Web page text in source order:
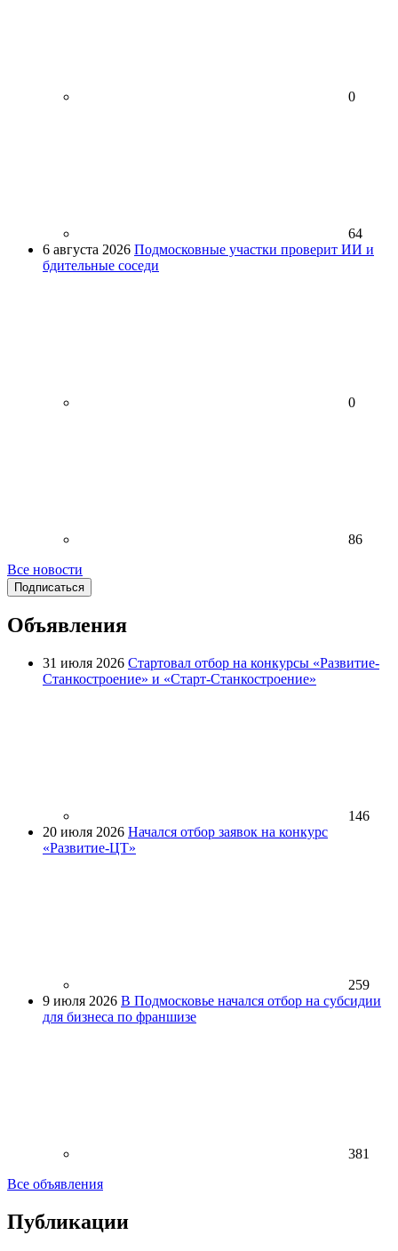
0
64
6 августа 2026 Подмосковные участки проверит ИИ и
бдительные соседи
0
86
Все новости
Подписаться
Объявления
31 июля 2026 Стартовал отбор на конкурсы «Развитие-
Станкостроение» и «Старт-Станкостроение»
146
20 июля 2026 Начался отбор заявок на конкурс
«Развитие-ЦТ»
259
9 июля 2026 В Подмосковье начался отбор на субсидии
для бизнеса по франшизе
381
Все объявления
Публикации